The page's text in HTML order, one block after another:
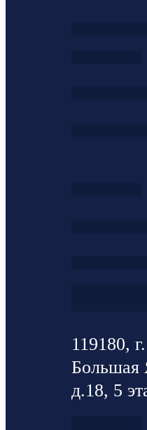
119180,
Большая
д.18, 5